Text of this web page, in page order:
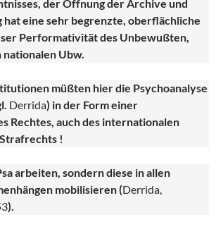
der Öffnung der Archive und
eine sehr begrenzte, oberflächliche
Performativität des Unbewußten,
nationalen Ubw.
müßten hier die Psychoanalyse
Derrida) in der Form einer
Rechtes, auch des internationalen
!
arbeiten, sondern diese in allen
mobilisieren (Derrida,
).